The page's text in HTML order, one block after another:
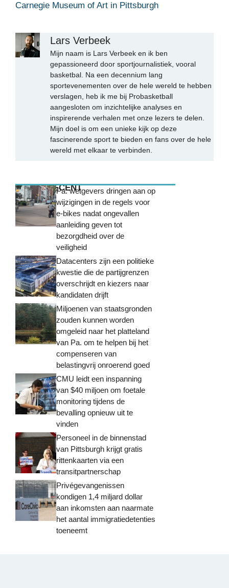
Carnegie Museum of Art in Pittsburgh
Lars Verbeek
Mijn naam is Lars Verbeek en ik ben
gepassioneerd door sportjournalistiek, vooral
basketbal. Na een decennium lang
sportevenementen over de hele wereld te hebben
verslagen, heb ik me bij Probasketball
aangesloten om inzichtelijke analyses en
inspirerende verhalen met onze lezers te delen.
Mijn doel is om een unieke kijk op deze
fascinerende sport te bieden en fans over de hele
wereld met elkaar te verbinden.
MEEST RECENTPa. wetgevers dringen aan op
wijzigingen in de regels voor
e-bikes nadat ongevallen
aanleiding geven tot
bezorgdheid over de
veiligheid
Datacenters zijn een politieke
kwestie die de partijgrenzen
overschrijdt en kiezers naar
kandidaten drijft
Miljoenen van staatsgronden
zouden kunnen worden
omgeleid naar het platteland
van Pa. om te helpen bij het
compenseren van
belastingvrij onroerend goed
CMU leidt een inspanning
van $40 miljoen om foetale
monitoring tijdens de
bevalling opnieuw uit te
vinden
Personeel in de binnenstad
van Pittsburgh krijgt gratis
rittenkaarten via een
transitpartnerschap
Privégevangenissen
kondigen 1,4 miljard dollar
aan inkomsten aan naarmate
het aantal immigratiedetenties
toeneemt